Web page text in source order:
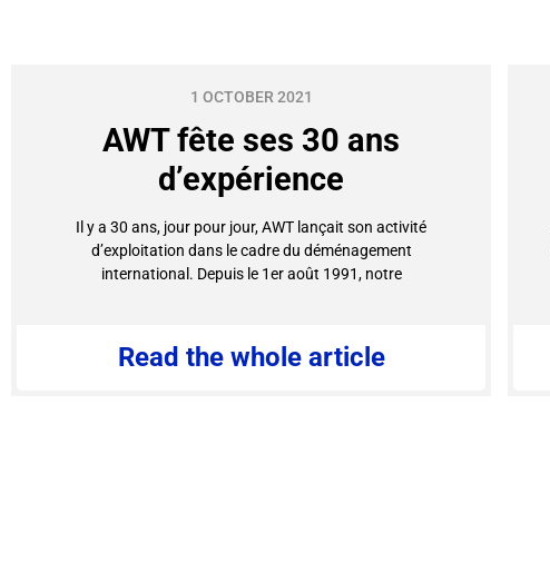
AWT fête ses 30 ans
d’expérience
1 OCTOBER 2021
Il y a 30 ans, jour pour jour, AWT lançait son activité
d’exploitation dans le cadre du déménagement
international. Depuis le 1er août 1991, notre
Read the whole article